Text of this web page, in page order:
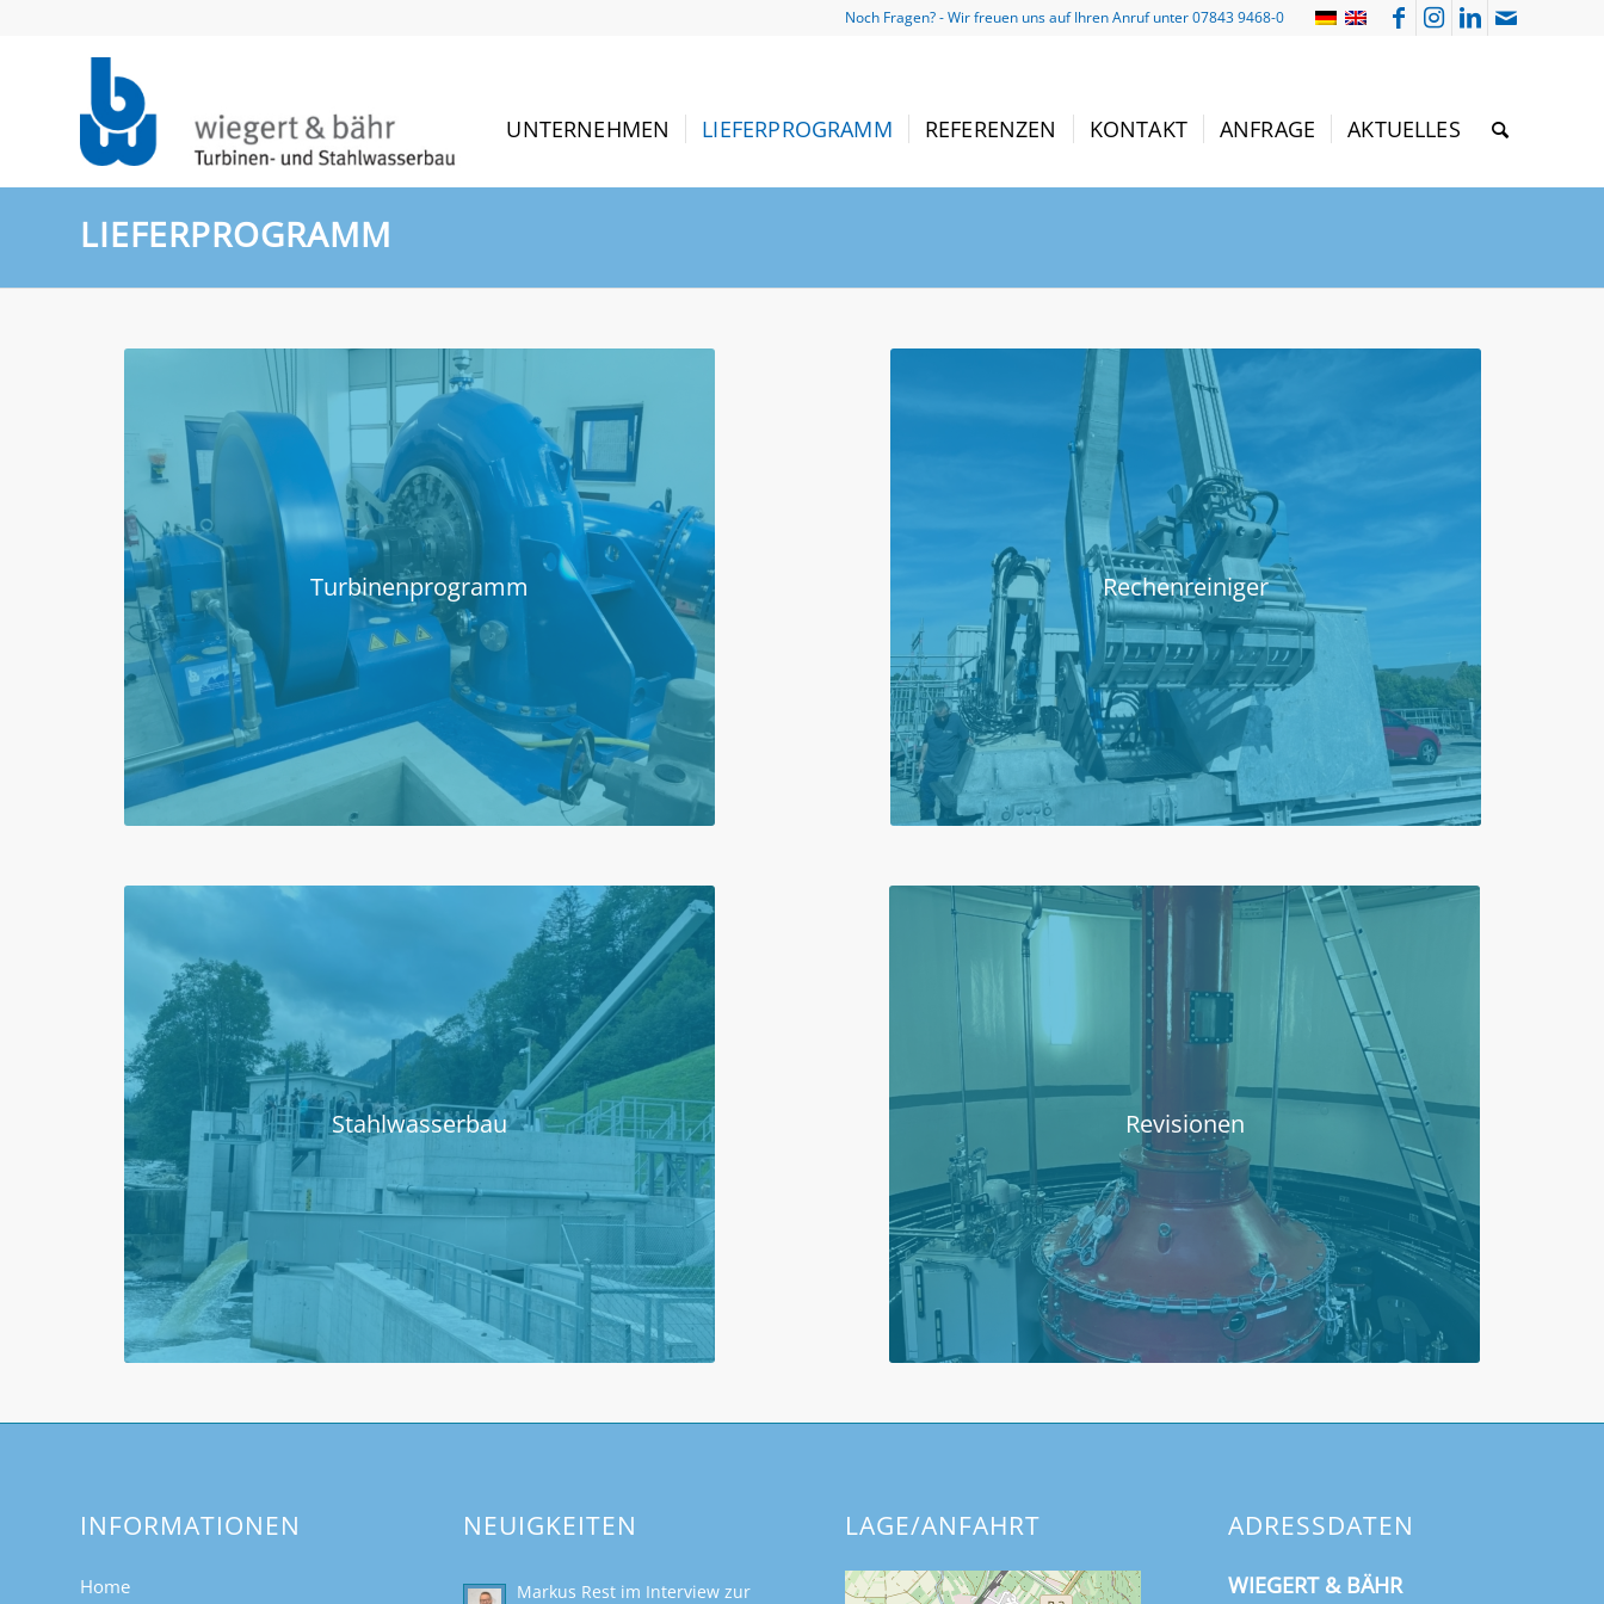
Noch Fragen? - Wir freuen uns auf Ihren Anruf unter 07843 9468-0
UNTERNEHMEN LIEFERPROGRAMM REFERENZEN KONTAKT ANFRAGE AKTUELLES
LIEFERPROGRAMM
Turbinenprogramm Rechenreiniger
Stahlwasserbau Revisionen
INFORMATIONEN
Home
NEUIGKEITEN
Markus Rest im Interview zur
LAGE/ANFAHRT ADRESSDATEN
WIEGERT & BÄHR